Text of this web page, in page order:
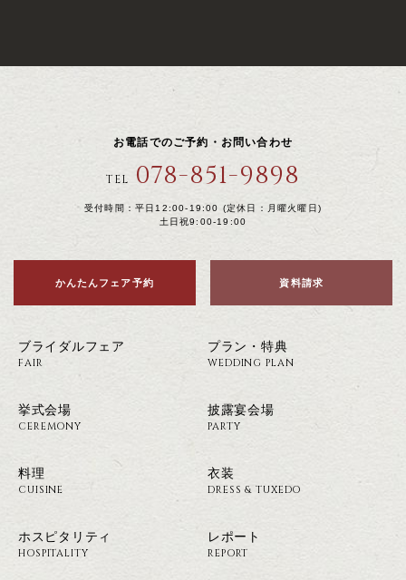
お電話でのご予約・お問い合わせ
TEL 078-851-9898
受付時間：平日12:00-19:00 (定休日：月曜火曜日)
土日祝9:00-19:00
かんたんフェア予約 資料請求
ブライダルフェア
FAIR
プラン・特典
WEDDING PLAN
挙式会場
CEREMONY
披露宴会場
PARTY
料理
CUISINE
衣装
DRESS & TUXEDO
ホスピタリティ
HOSPITALITY
レポート
REPORT